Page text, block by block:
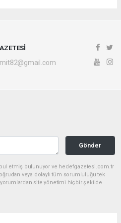
Gönder
etmiş bulunuyor ve hedefgazetesi.com.tr
veya dolaylı tüm sorumluluğu tek
yorumlardan site yönetimi hiçbir şekilde